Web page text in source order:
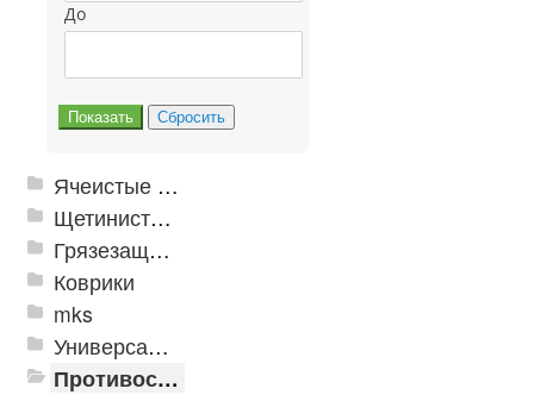
До
Ячеистые грязезащитные покрытия
Щетинистые покрытия
Грязезащитные, влаговпитывающие покрытия
Коврики
mks
Универсальные модульные покрытия
Противоскользящая защита для лестниц, профили, ленты